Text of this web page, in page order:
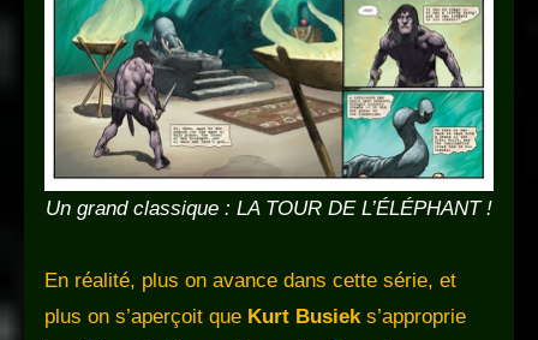
Un grand classique : LA TOUR DE L’ÉLÉPHANT !
En réalité, plus on avance dans cette série, et
plus on s’aperçoit que Kurt Busieks’approprie